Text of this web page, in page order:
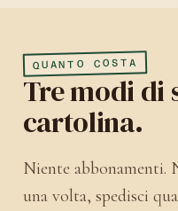
QUANTO COSTA
Tre modi di
cartolina.
Niente abbonamenti.
una volta, spedisci